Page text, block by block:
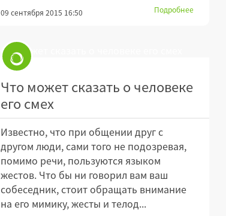
09 сентября 2015 16:50 Подробнее
Что может сказать о человеке
его смех
Известно, что при общении друг с
другом люди, сами того не подозревая,
помимо речи, пользуются языком
жестов. Что бы ни говорил вам ваш
собеседник, стоит обращать внимание
на его мимику, жесты и телод...